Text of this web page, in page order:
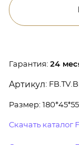
Гарантия: 24
Артикул:
Размер: 180*45*55
Скачать